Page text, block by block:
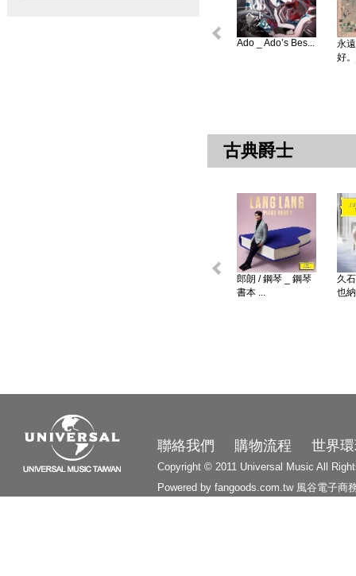
Ado _ Ado’s Bes...
永
好
古典爵士
郎朗 / 鋼琴 _ 鋼琴
書本 ...
久
也
聯絡我們 購物流程 世界
Copyright © 2011 Universal Music All
Powered by fangoods.com.tw 風谷電子商